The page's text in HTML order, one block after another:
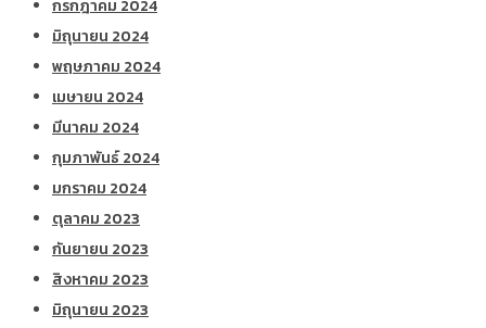
กรกฎาคม 2024
มิถุนายน 2024
พฤษภาคม 2024
เมษายน 2024
มีนาคม 2024
กุมภาพันธ์ 2024
มกราคม 2024
ตุลาคม 2023
กันยายน 2023
สิงหาคม 2023
มิถุนายน 2023